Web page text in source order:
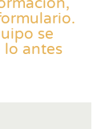
se
antes